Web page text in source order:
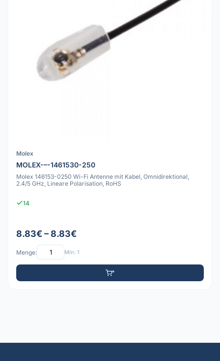
Molex
MOLEX-–-1461530-250
Molex 146153-0250 Wi-Fi Antenne mit Kabel, Omnidirektional,
2.4/5 GHz, Lineare Polarisation, RoHS
14
8.83€ – 8.83€
Menge: Min: 1